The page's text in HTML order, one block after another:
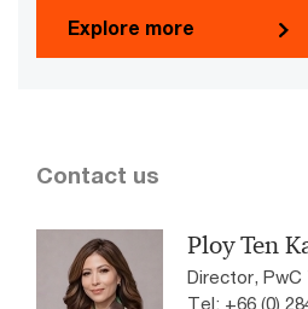
Explore more
Contact us
Ploy Ten
Director, PwC
Tel: +66 (0)